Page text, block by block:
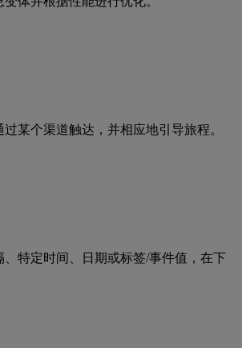
某个渠道触达，并相应地引导旅程。
特定时间、日期或标签/事件值，在下